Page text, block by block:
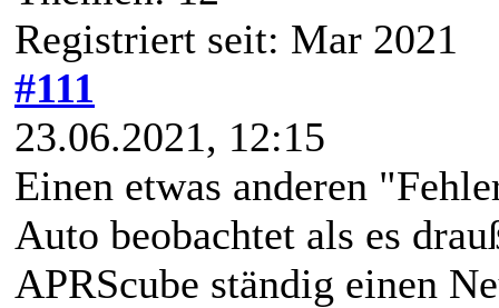
Registriert seit: Mar 2021
#111
23.06.2021, 12:15
Einen etwas anderen
Auto beobachtet als es
APRScube ständig einen